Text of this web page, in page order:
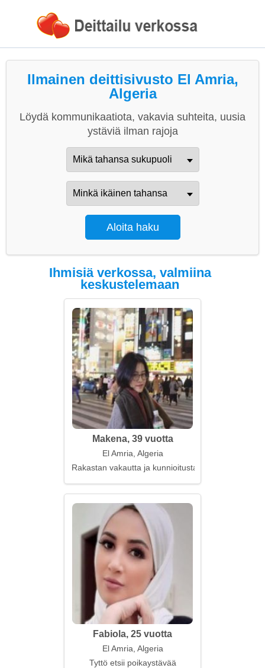
Ilmainen deittisivusto El Amria,
Algeria
Löydä kommunikaatiota, vakavia suhteita, uusia
ystäviä ilman rajoja
Ihmisiä verkossa, valmiina
keskustelemaan
Makena, 39 vuotta
El Amria, Algeria
Rakastan vakautta ja kunnioitusta
Fabiola, 25 vuotta
El Amria, Algeria
Tyttö etsii poikaystävää